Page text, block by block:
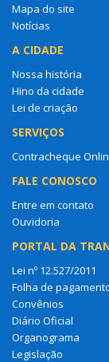
Mapa do site
Notícias
A CIDADE
Nossa história
Hino da cidade
Lei de criação
SERVIÇOS
Contracheque
FALE CONOSCO
Entre em contato
Ouvidoria
PORTAL DA
Lei nº 12.527/2011
Folha de
Convênios
Diário Oficial
Organograma
Legislação